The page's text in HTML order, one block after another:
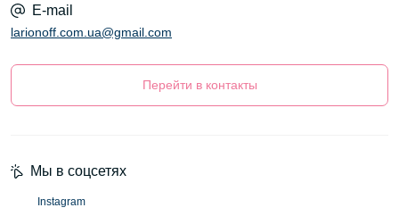
E-mail
larionoff.com.ua@gmail.com
Перейти в контакты
Мы в соцсетях
Instagram